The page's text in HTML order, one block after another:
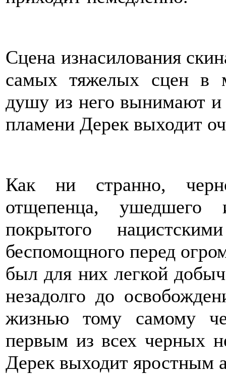
Сцена изнасилования
самых тяжелых сцен в
душу из него вынимают и
пламени Дерек выходит
Как ни странно,
отщепенца, ушедшего
покрытого
беспомощного перед
был для них легкой
незадолго до
жизнью тому самому
первым из всех черных
Дерек выходит яростным